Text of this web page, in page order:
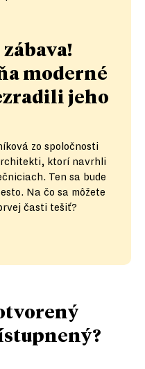
moderné
jeho
zo spoločnosti
ktorí navrhli
Ten sa bude
Na čo sa môžete
časti tešiť?